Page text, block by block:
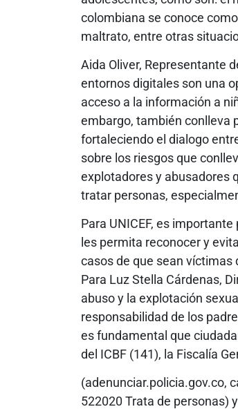
colombiana se conoce
maltrato, entre otras
Aida Oliver, Representante
entornos digitales son una
acceso a la información a
embargo, también conlleva
fortaleciendo el dialogo
sobre los riesgos que
explotadores y abusadores
tratar personas,
Para UNICEF, es
les permita reconocer y
casos de que sean víctimas
Para Luz Stella Cárdenas,
abuso y la explotación
responsabilidad de los
es fundamental que
del ICBF (141), la Fiscalía
(adenunciar.policia.gov.co,
522020 Trata de personas)